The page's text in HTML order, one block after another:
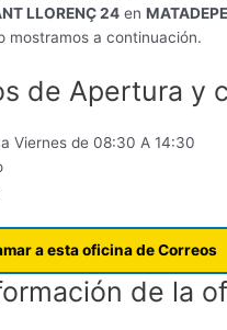
LLORENÇ 24 en
mostramos a continuación.
de Apertura y
Viernes de 08:30 A 14:30
a esta oficina de Correos
de la